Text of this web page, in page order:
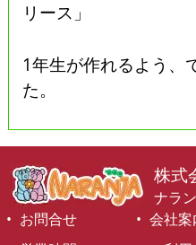
リース」
1年生が作れるよう、
た。
株式
ナラ
お問合せ
会社案